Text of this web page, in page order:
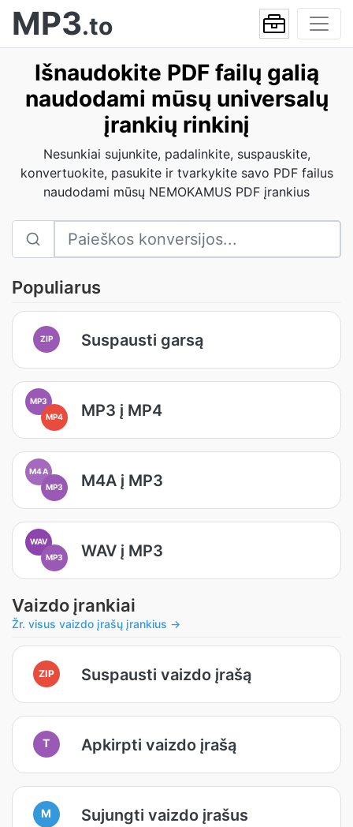
MP3.to
Išnaudokite PDF failų galią
naudodami mūsų universalų
įrankių rinkinį
Nesunkiai sujunkite, padalinkite, suspauskite,
konvertuokite, pasukite ir tvarkykite savo PDF failus
naudodami mūsų NEMOKAMUS PDF įrankius
Populiarus
ZIP Suspausti garsą
MP3
MP4
MP3 į MP4
M4A
MP3
M4A į MP3
WAV
MP3
WAV į MP3
Vaizdo įrankiai
Žr. visus vaizdo įrašų įrankius →
ZIP Suspausti vaizdo įrašą
T Apkirpti vaizdo įrašą
M Sujungti vaizdo įrašus